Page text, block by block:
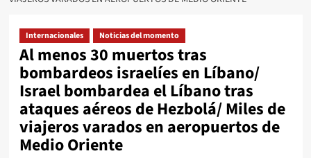
Internacionales Noticias del momento
Al menos 30 muertos tras
bombardeos israelíes en Líbano/
Israel bombardea el Líbano tras
ataques aéreos de Hezbolá/ Miles de
viajeros varados en aeropuertos de
Medio Oriente